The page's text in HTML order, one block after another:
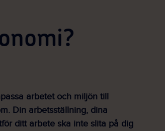
arbetet och miljön till
Din arbetsställning, dina
ditt arbete ska inte slita på dig